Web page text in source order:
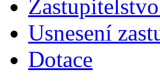
Usnesení
Dotace